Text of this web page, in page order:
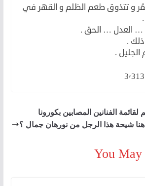
و تتذوق طعم الظلم و القهر في
… العدل … الحق .
.
.
3٬313
الفنانين المصابين بكورونا
شيحة هذا الرجل من نورهان جمال ؟
You